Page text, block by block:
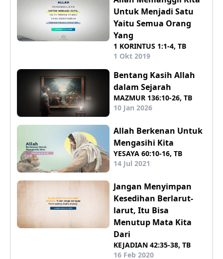
Untuk Menjadi Satu
Yaitu Semua Orang
Yang
1 KORINTUS 1:1-4, TB
1 Okt 2019
Bentang Kasih Allah
dalam Sejarah
MAZMUR 136:10-26, TB
10 Jan 2026
Allah Berkenan Untuk
Mengasihi Kita
YESAYA 60:10-16, TB
14 Jul 2021
Jangan Menyimpan
Kesedihan Berlarut-
larut, Itu Bisa
Menutup Mata Kita
Dari
KEJADIAN 42:35-38, TB
16 Feb 2020